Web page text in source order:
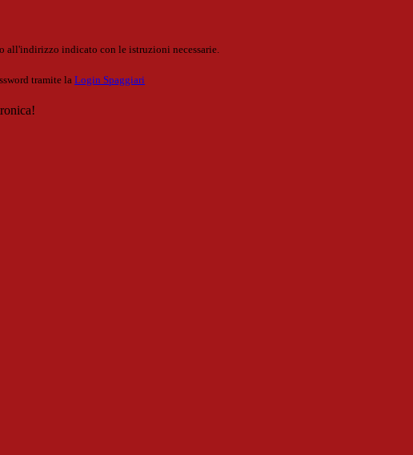
all'indirizzo indicato con le istruzioni necessarie.
tramite la Login Spaggiari